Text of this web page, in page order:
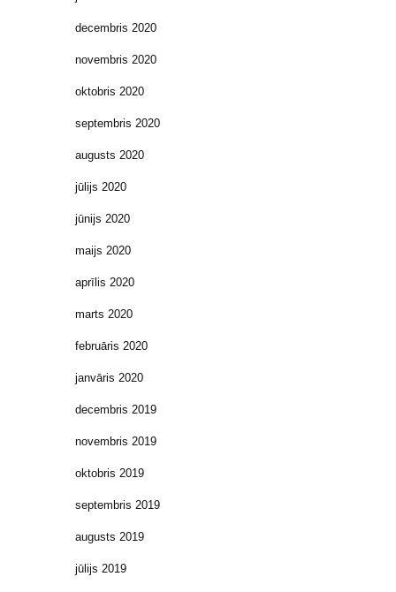
decembris 2020
novembris 2020
oktobris 2020
septembris 2020
augusts 2020
jūlijs 2020
jūnijs 2020
maijs 2020
aprīlis 2020
marts 2020
februāris 2020
janvāris 2020
decembris 2019
novembris 2019
oktobris 2019
septembris 2019
augusts 2019
jūlijs 2019